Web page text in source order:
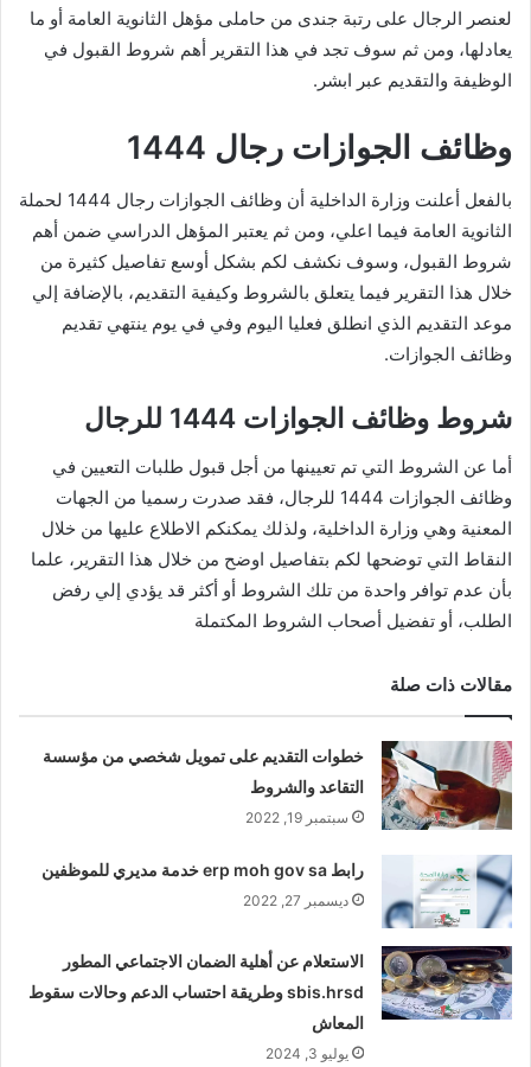
لعنصر الرجال على رتبة جندى من حاملى مؤهل الثانوية العامة أو ما
يعادلها، ومن ثم سوف تجد في هذا التقرير أهم شروط القبول في
الوظيفة والتقديم عبر ابشر.
وظائف الجوازات رجال 1444
بالفعل أعلنت وزارة الداخلية أن وظائف الجوازات رجال 1444 لحملة
الثانوية العامة فيما اعلي، ومن ثم يعتبر المؤهل الدراسي ضمن أهم
شروط القبول، وسوف نكشف لكم بشكل أوسع تفاصيل كثيرة من
خلال هذا التقرير فيما يتعلق بالشروط وكيفية التقديم، بالإضافة إلي
موعد التقديم الذي انطلق فعليا اليوم وفي في يوم ينتهي تقديم
وظائف الجوازات.
شروط وظائف الجوازات 1444 للرجال
أما عن الشروط التي تم تعيينها من أجل قبول طلبات التعيين في
وظائف الجوازات 1444 للرجال، فقد صدرت رسميا من الجهات
المعنية وهي وزارة الداخلية، ولذلك يمكنكم الاطلاع عليها من خلال
النقاط التي توضحها لكم بتفاصيل اوضح من خلال هذا التقرير، علما
بأن عدم توافر واحدة من تلك الشروط أو أكثر قد يؤدي إلي رفض
الطلب، أو تفضيل أصحاب الشروط المكتملة
مقالات ذات صلة
خطوات التقديم على تمويل شخصي من مؤسسة
التقاعد والشروط
سبتمبر 19, 2022
رابط erp moh gov sa خدمة مديري للموظفين
ديسمبر 27, 2022
الاستعلام عن أهلية الضمان الاجتماعي المطور
sbis.hrsd وطريقة احتساب الدعم وحالات سقوط
المعاش
يوليو 3, 2024